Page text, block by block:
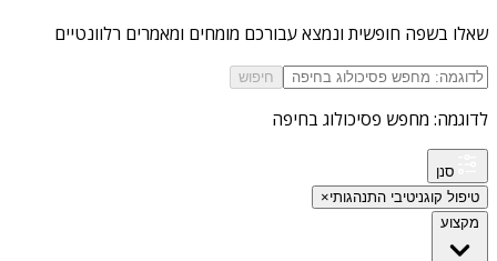
שאלו בשפה חופשית ונמצא עבורכם מומחים ומאמרים רלוונטיים
חיפוש
לדוגמה: מחפש פסיכולוג בחיפה
סנן
טיפול קוגניטיבי התנהגותי×
מקצוע